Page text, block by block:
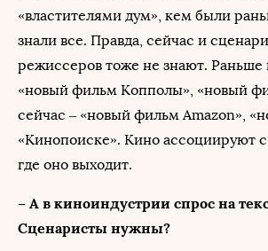
«властителями дум», кем были
знали все. Правда, сейчас и
режиссеров тоже не знают. Раньше
«новый фильм Копполы», «новый
сейчас – «новый фильм Amazon»,
«Кинопоиске». Кино ассоциируют
где оно выходит.
– А в киноиндустрии спрос на
Сценаристы нужны?